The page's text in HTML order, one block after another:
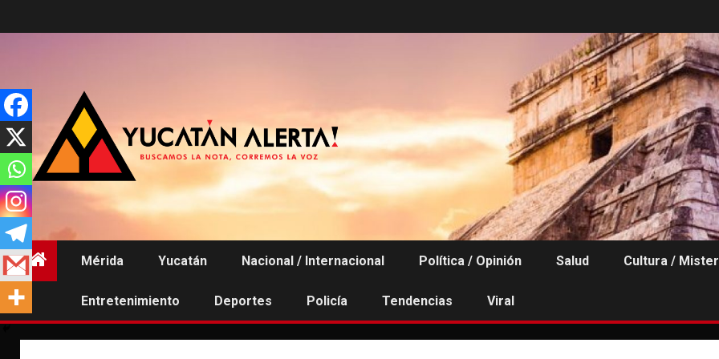
al
Mérida Yucatán Nacional / Internacional Política / Opinión Salud Cultura /
Entretenimiento Deportes Policía Tendencias Viral